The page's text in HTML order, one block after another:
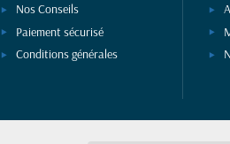
Nos Conseils
Paiement sécurisé
Conditions générales